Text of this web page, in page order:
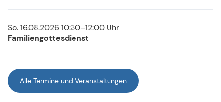
So. 16.08.2026 10:30–12:00 Uhr
Familiengottesdienst
Alle Termine und Veranstaltungen